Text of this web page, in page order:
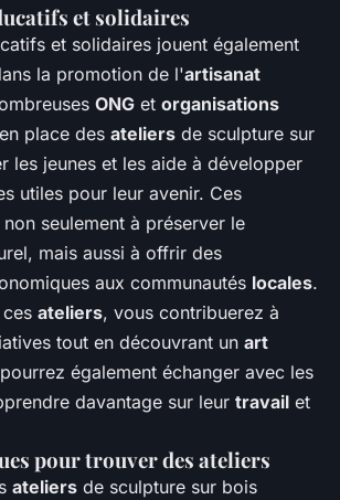
et solidaires
et solidaires jouent également
la promotion de l'artisanat
ONG et organisations
place des ateliers de sculpture sur
les jeunes et les aide à développer
utiles pour leur avenir. Ces
seulement à préserver le
mais aussi à offrir des
aux communautés locales.
ateliers, vous contribuerez à
tout en découvrant un art
également échanger avec les
davantage sur leur travail et
pour trouver des ateliers
ateliers de sculpture sur bois